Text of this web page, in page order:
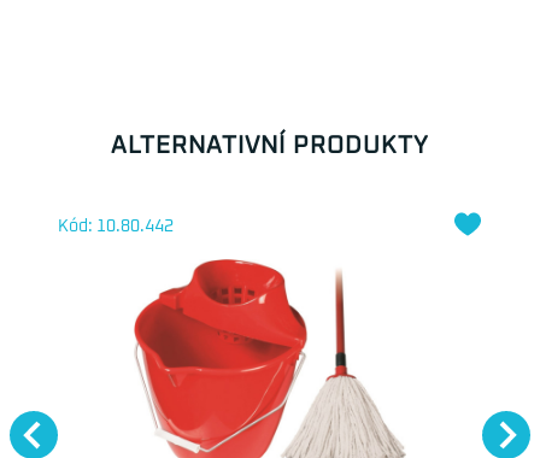
ALTERNATIVNÍ PRODUKTY
Kód: 10.80.442